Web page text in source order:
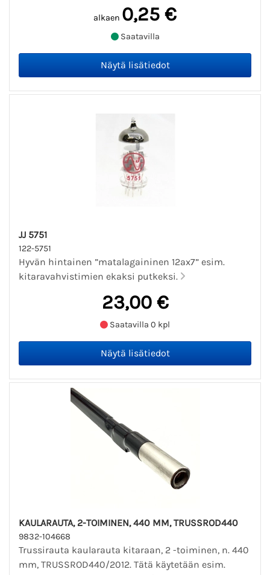
alkaen 0,25 €
Saatavilla
JJ 5751
122-5751
Hyvän hintainen ”matalagaininen 12ax7” esim.
kitaravahvistimien ekaksi putkeksi.
23,00 €
Saatavilla 0 kpl
KAULARAUTA, 2-TOIMINEN, 440 MM, TRUSSROD440
9832-104668
Trussirauta kaularauta kitaraan, 2 -toiminen, n. 440
mm, TRUSSROD440/2012. Tätä käytetään esim.